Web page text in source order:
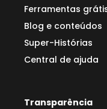
Ferramentas
Blog e conteúdos
Super-Histórias
Central de ajuda
Transparência